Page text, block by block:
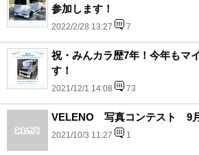
参加します！
2022/2/28 13:27 7
祝・みんカラ歴7年！今年もマ
す！
2021/12/1 14:08 73
VELENO 写真コンテスト 9
2021/10/3 11:27 1